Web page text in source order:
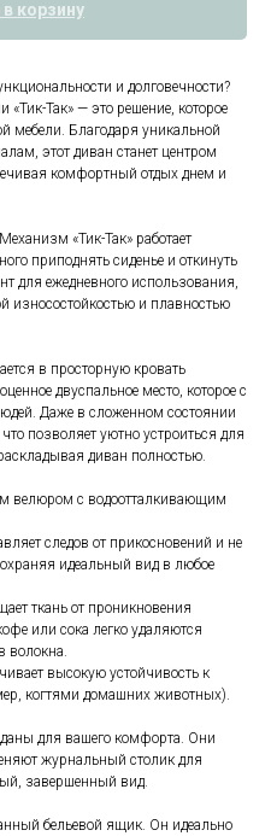
корзину
и долговечности?
Так» — это решение, которое
мебели. Благодаря уникальной
этот диван станет центром
комфортный отдых днем и
«Тик-Так» работает
приподнять сиденье и откинуть
для ежедневного использования,
износостойкостью и плавностью
в просторную кровать
двуспальное место, которое с
Даже в сложенном состоянии
позволяет уютно устроиться для
диван полностью.
велюром с водоотталкивающим
следов от прикосновений и не
идеальный вид в любое
ткань от проникновения
или сока легко удаляются
волокна.
высокую устойчивость к
когтями домашних животных).
для вашего комфорта. Они
журнальный столик для
завершенный вид.
бельевой ящик. Он идеально